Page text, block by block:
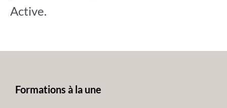
Active.
Formations à la une